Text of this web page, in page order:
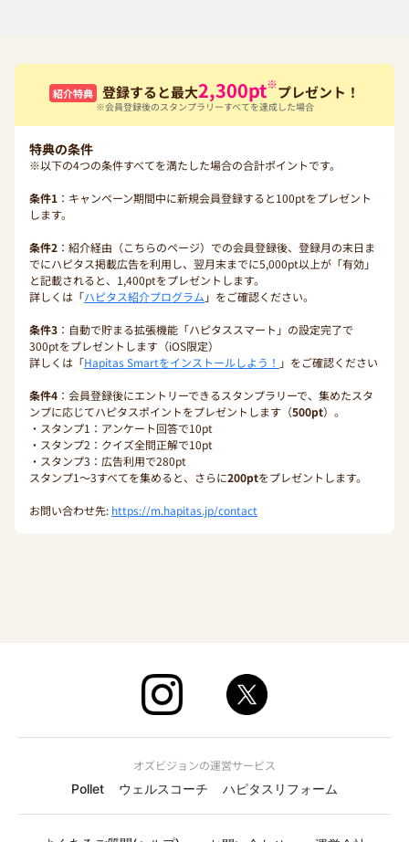
紹介特典 登録すると最大2,300pt※プレゼント！
※会員登録後のスタンプラリーすべてを達成した場合
特典の条件
※以下の4つの条件すべてを満たした場合の合計ポイントです。
条件1 ：キャンペーン期間中に新規会員登録すると100ptをプレゼント
します。
条件2 ：紹介経由（こちらのページ）での会員登録後、登録月の末日ま
でにハピタス掲載広告を利用し、翌月末までに5,000pt以上が「有効」
と記載されると、1,400ptをプレゼントします。
詳しくは「ハピタス紹介プログラム 」をご確認ください。
条件3 ：自動で貯まる拡張機能「ハピタススマート」の設定完了で
300ptをプレゼントします（iOS限定）
詳しくは「Hapitas Smartをインストールしよう！ 」をご確認ください
条件4 ：会員登録後にエントリーできるスタンプラリーで、集めたスタ
ンプに応じてハピタスポイントをプレゼントします（500pt）。
・スタンプ1：アンケート回答で10pt
・スタンプ2：クイズ全問正解で10pt
・スタンプ3：広告利用で280pt
スタンプ1〜3すべてを集めると、さらに200ptをプレゼントします。
お問い合わせ先: https://m.hapitas.jp/contact
オズビジョンの運営サービス
Pollet
ウェルスコーチ ハピタスリフォーム